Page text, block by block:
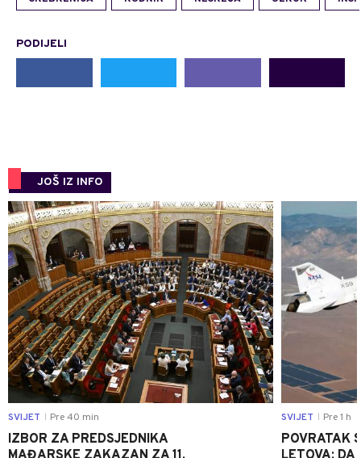
PODIJELI
JOŠ IZ INFO
0
SVIJET Pre 40 min
IZBOR ZA PREDSJEDNIKA
SVIJET Pre 1 h
POVRATAK